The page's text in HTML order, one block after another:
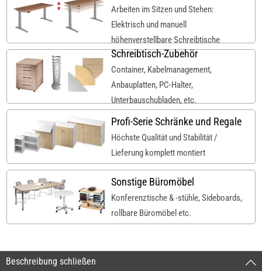
Arbeiten im Sitzen und Stehen:
Elektrisch und manuell
höhenverstellbare Schreibtische
Schreibtisch-Zubehör
Container, Kabelmanagement,
Anbauplatten, PC-Halter,
Unterbauschubladen, etc.
Profi-Serie Schränke und Regale
Höchste Qualität und Stabilität /
Lieferung komplett montiert
Sonstige Büromöbel
Konferenztische & -stühle, Sideboards,
rollbare Büromöbel etc.
Beschreibung schließen